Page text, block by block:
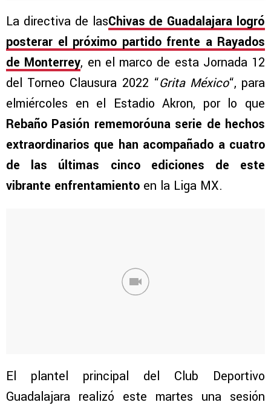
La directiva de lasChivas de Guadalajara logró
posterar el próximo partido frente a Rayados
de Monterrey, en el marco de esta Jornada 12
del Torneo Clausura 2022 “Grita México“, para
elmiércoles en el Estadio Akron, por lo que
Rebaño Pasión rememoróuna serie de hechos
extraordinarios que han acompañado a cuatro
de las últimas cinco ediciones de este
vibrante enfrentamiento en la Liga MX.
El plantel principal del Club Deportivo
Guadalajara realizó este martes una sesión